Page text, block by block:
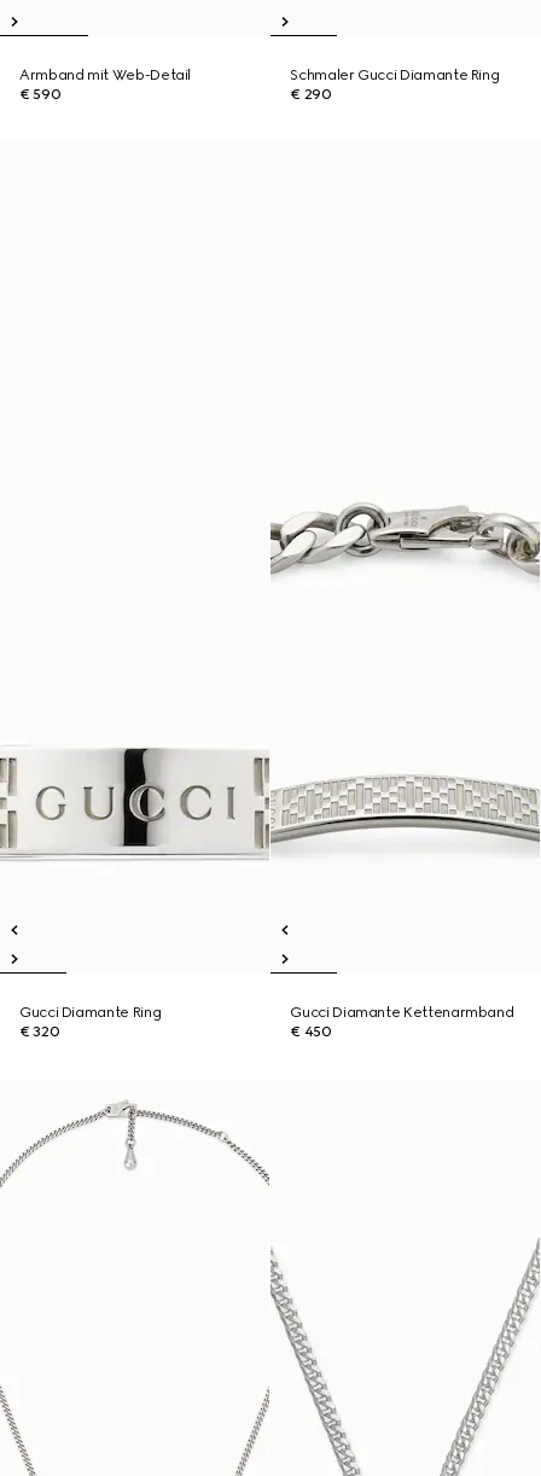
Armband mit Web-Detail
€ 590
Schmaler Gucci Diamante Ring
€ 290
Gucci Diamante Ring
€ 320
Gucci Diamante Kettenarmband
€ 450